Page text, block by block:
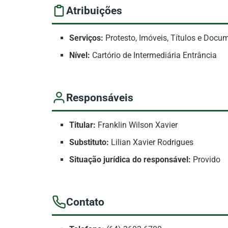
Atribuições
Serviços: Protesto, Imóveis, Títulos e
Nível: Cartório de Intermediária Entrância
Responsáveis
Titular: Franklin Wilson Xavier
Substituto: Lilian Xavier Rodrigues
Situação jurídica do responsável: Provido
Contato